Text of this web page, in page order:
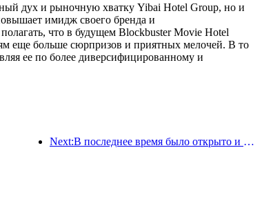
дух и рыночную хватку Yibai Hotel Group, но и
имидж своего бренда и
что в будущем Blockbuster Movie Hotel
еще больше сюрпризов и приятных мелочей. В то
ее по более диверсифицированному и
Next:В последнее время было открыто и расширено множество международных маршрутов.